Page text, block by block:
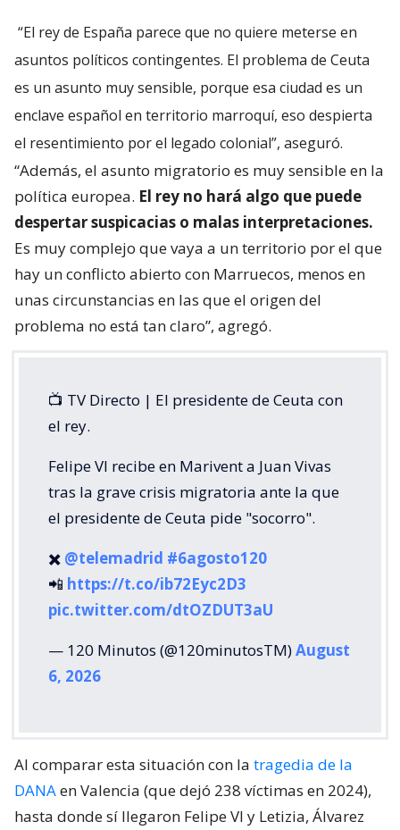
“El rey de España parece que no quiere meterse en
asuntos políticos contingentes. El problema de Ceuta
es un asunto muy sensible, porque esa ciudad es un
enclave español en territorio marroquí, eso despierta
el resentimiento por el legado colonial”, aseguró.
“Además, el asunto migratorio es muy sensible en la
política europea. El rey no hará algo que puede
despertar suspicacias o malas interpretaciones.
Es muy complejo que vaya a un territorio por el que
hay un conflicto abierto con Marruecos, menos en
unas circunstancias en las que el origen del
problema no está tan claro”, agregó.
📺 TV Directo | El presidente de Ceuta con
el rey.
Felipe VI recibe en Marivent a Juan Vivas
tras la grave crisis migratoria ante la que
el presidente de Ceuta pide "socorro".
✖️ @telemadrid #6agosto120
📲 https://t.co/ib72Eyc2D3
pic.twitter.com/dtOZDUT3aU
— 120 Minutos (@120minutosTM)August
6, 2026
Al comparar esta situación con la tragedia de la
DANAen Valencia (que dejó 238 víctimas en 2024),
hasta donde sí llegaron Felipe VI y Letizia, Álvarez